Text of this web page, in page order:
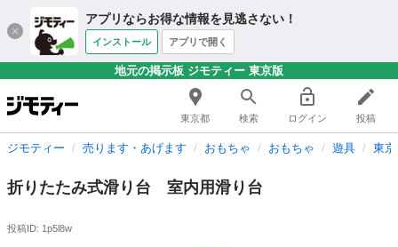
アプリならお得な情報を見逃さない！
インストール アプリで開く
地元の掲示板 ジモティー 東京版
東京都 検索 ログイン 投稿
ジモティー 売ります・あげます おもちゃ おもちゃ 遊具 東
折りたたみ式滑り台 室内用滑り台
投稿ID: 1p5l8w